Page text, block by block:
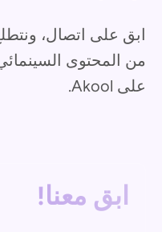
ابق على اتصال،
على Akool.
ابق معنا!